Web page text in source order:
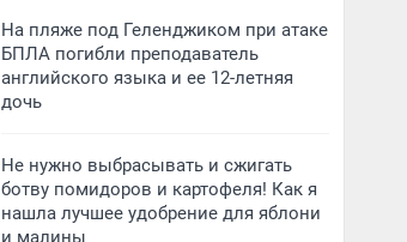
На пляже под Геленджиком при атаке
БПЛА погибли преподаватель
английского языка и ее 12-летняя
дочь
Не нужно выбрасывать и сжигать
ботву помидоров и картофеля! Как я
нашла лучшее удобрение для яблони
и малины